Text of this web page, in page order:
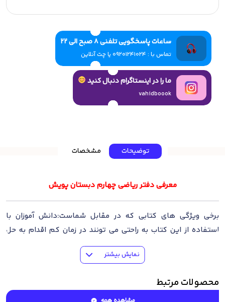
ساعات پاسخگویی تلفنی 8 صبح الی 22
تماس با : 09201241024 یا چت آنلاین
ما را در اینستاگرام دنبال کنید
vahidboook
توضیحات مشخصات
معرفی دفتر ریاضی چهارم دبستان پویش
برخی ویژگی های کتابی که در مقابل شماست:دانش آموزان با
استفاده از این کتاب به راحتی می تونند در زمان کم اقدام به حل
تمرین های کتاب کنندو دیگر نیازی به دفتر نویسی ندارند. در مدت
زمان به دست آمده می تونن تمرینات اضافه حل کنند.تمرینات اضافه
نکات آموزشی و مهم درسی که می تونه برای پاسخ دادن به سوالات
نمایش بیشتر
محصولات مرتبط